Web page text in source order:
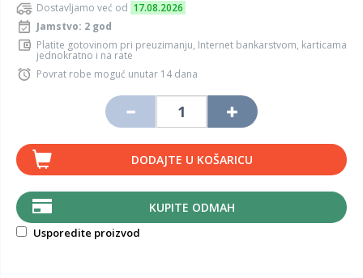
Dostavljamo već od 17.08.2026
Jamstvo: 2 god
Platite gotovinom pri preuzimanju, Internet bankarstvom, karticama
jednokratno i na rate
Povrat robe moguć unutar 14 dana
DODAJTE U KOŠARICU
KUPITE ODMAH
Usporedite proizvod